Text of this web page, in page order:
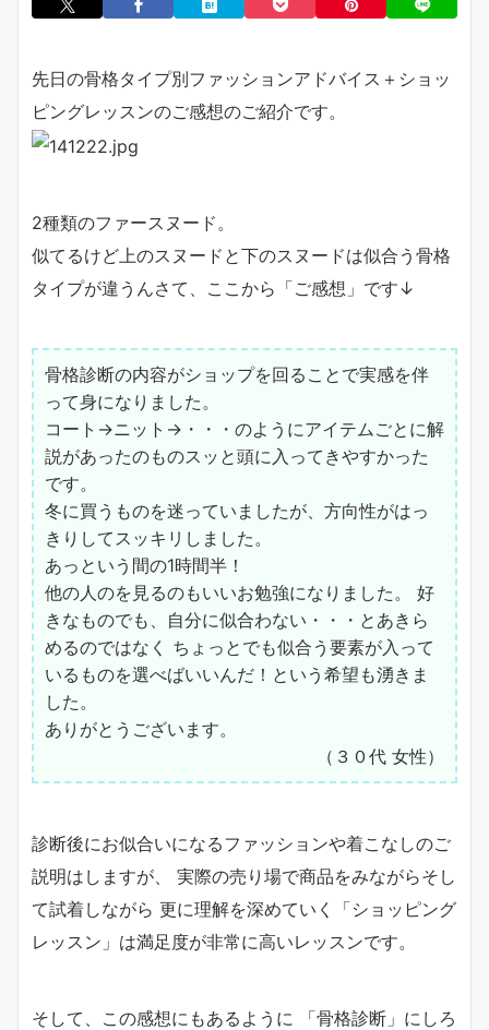
先日の骨格タイプ別ファッションアドバイス＋ショッ
ピングレッスンのご感想のご紹介です。
2種類のファースヌード。
似てるけど上のスヌードと下のスヌードは似合う骨格
タイプが違うんさて、ここから「ご感想」です↓
骨格診断の内容がショップを回ることで実感を伴
って身になりました。
コート→ニット→・・・のようにアイテムごとに解
説があったのものスッと頭に入ってきやすかった
です。
冬に買うものを迷っていましたが、方向性がはっ
きりしてスッキリしました。
あっという間の1時間半！
他の人のを見るのもいいお勉強になりました。 好
きなものでも、自分に似合わない・・・とあきら
めるのではなく ちょっとでも似合う要素が入って
いるものを選べばいいんだ！という希望も湧きま
した。
ありがとうございます。
（３０代 女性）
診断後にお似合いになるファッションや着こなしのご
説明はしますが、 実際の売り場で商品をみながらそし
て試着しながら 更に理解を深めていく「ショッピング
レッスン」は満足度が非常に高いレッスンです。
そして、この感想にもあるように 「骨格診断」にしろ